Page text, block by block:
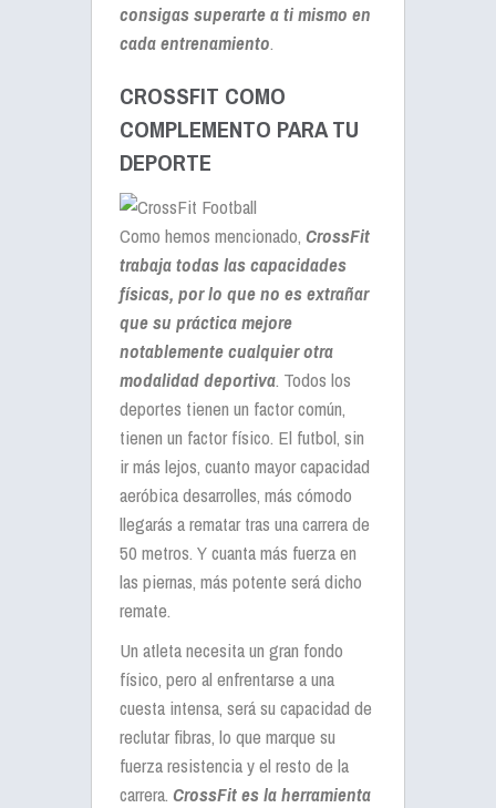
consigas superarte a ti mismo en
cada entrenamiento.
CROSSFIT COMO
COMPLEMENTO PARA TU
DEPORTE
Como hemos mencionado, CrossFit
trabaja todas las capacidades
físicas, por lo que no es extrañar
que su práctica mejore
notablemente cualquier otra
modalidad deportiva. Todos los
deportes tienen un factor común,
tienen un factor físico. El futbol, sin
ir más lejos, cuanto mayor capacidad
aeróbica desarrolles, más cómodo
llegarás a rematar tras una carrera de
50 metros. Y cuanta más fuerza en
las piernas, más potente será dicho
remate.
Un atleta necesita un gran fondo
físico, pero al enfrentarse a una
cuesta intensa, será su capacidad de
reclutar fibras, lo que marque su
fuerza resistencia y el resto de la
carrera. CrossFit es la herramienta